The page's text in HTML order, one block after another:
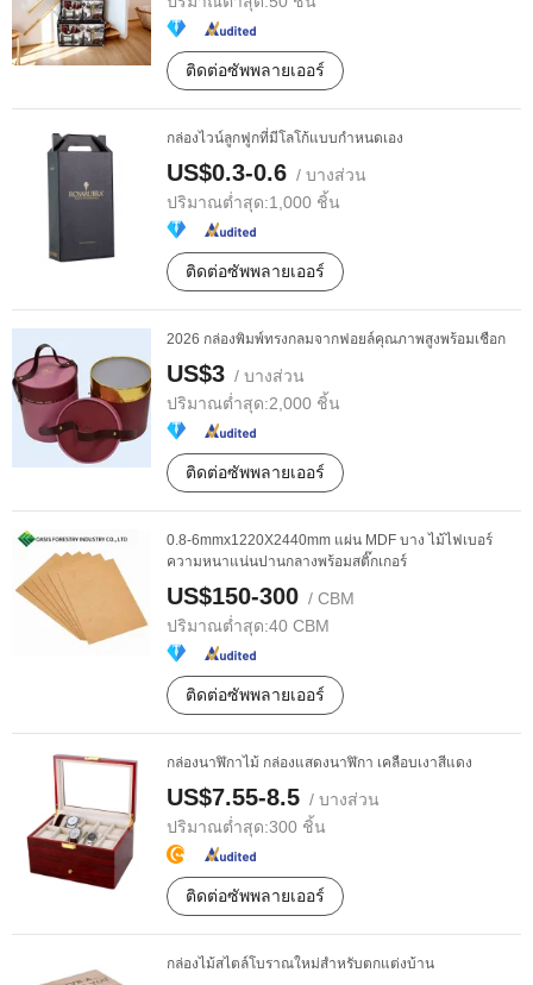
ติดต่อซัพพลายเออร์
กล่องไวน์ลูกฟูกที่มีโลโก้แบบกำหนดเอง
US$0.3-0.6 / บางส่วน
ปริมาณต่ำสุด:1,000 ชิ้น
ติดต่อซัพพลายเออร์
2026 กล่องพิมพ์ทรงกลมจากฟอยล์คุณภาพสูงพร้อมเชือก
US$3 / บางส่วน
ปริมาณต่ำสุด:2,000 ชิ้น
ติดต่อซัพพลายเออร์
0.8-6mmx1220X2440mm แผ่น MDF บาง ไม้ไฟเบอร์
ความหนาแน่นปานกลางพร้อมสติ๊กเกอร์
US$150-300 / CBM
ปริมาณต่ำสุด:40 CBM
ติดต่อซัพพลายเออร์
กล่องนาฬิกาไม้ กล่องแสดงนาฬิกา เคลือบเงาสีแดง
US$7.55-8.5 / บางส่วน
ปริมาณต่ำสุด:300 ชิ้น
ติดต่อซัพพลายเออร์
กล่องไม้สไตล์โบราณใหม่สำหรับตกแต่งบ้าน